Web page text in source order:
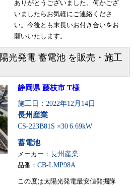
ありがとうございました。何かござ
いましたらお気軽にご連絡くださ
い。今後とも末長いお付き合いをお
願いいたします。
光発電 蓄電池 を販売・施工
静岡県 藤枝市 T様
施工日：2022年12月14日
長州産業
CS-223B81S ×30 6.69kW
蓄電池
メーカー： 長州産業
品番： CB-LMP98A
この度は太陽光発電最安値発掘隊